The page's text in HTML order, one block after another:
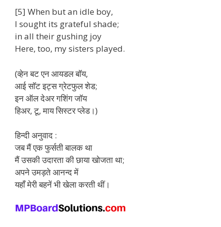
[5] When but an idle boy,
I sought its grateful shade;
in all their gushing joy
Here, too, my sisters played.
(व्हेन बट एन आयडल बॉय,
आई सॉट इट्स ग्रेटफुल शेड;
इन ऑल देअर गशिंग जॉय
हिअर, टू, माय सिस्टर प्लेड।)
हिन्दी अनुवाद :
जब मैं एक फुर्सती बालक था
मैं उसकी उदारता की छाया खोजता था;
अपने उमड़ते आनन्द में
यहाँ मेरी बहनें भी खेला करती थीं।